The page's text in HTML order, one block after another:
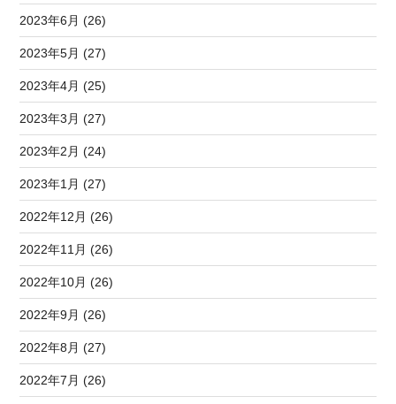
2023年6月 (26)
2023年5月 (27)
2023年4月 (25)
2023年3月 (27)
2023年2月 (24)
2023年1月 (27)
2022年12月 (26)
2022年11月 (26)
2022年10月 (26)
2022年9月 (26)
2022年8月 (27)
2022年7月 (26)